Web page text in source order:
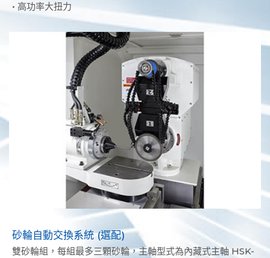
• 高功率大扭力
砂輪自動交換系統 (選配)
雙砂輪組，每組最多三顆砂輪，主軸型式為內藏式主軸 HSK-